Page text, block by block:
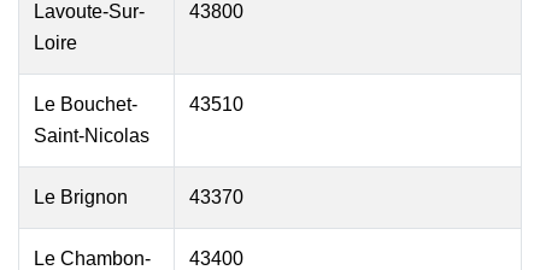
Lavoute-Sur-
Loire
43800
Le Bouchet-
Saint-Nicolas
43510
Le Brignon 43370
Le Chambon-
43400